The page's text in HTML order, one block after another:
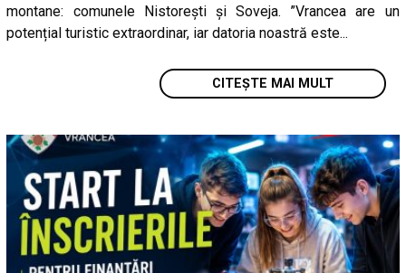
montane: comunele Nistorești și Soveja. ”Vrancea are un
potențial turistic extraordinar, iar datoria noastră este...
CITEȘTE MAI MULT